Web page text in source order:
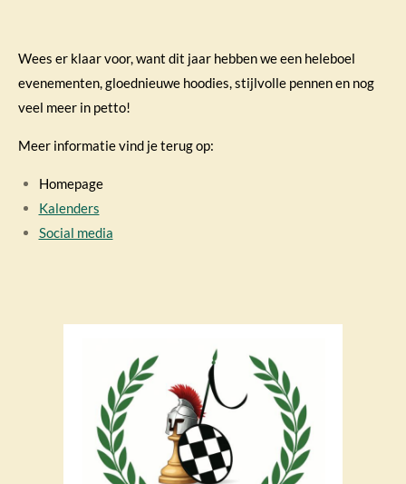
Wees er klaar voor, want dit jaar hebben we een heleboel
evenementen, gloednieuwe hoodies, stijlvolle pennen en nog
veel meer in petto!
Meer informatie vind je terug op:
Homepage
Kalenders
Social media